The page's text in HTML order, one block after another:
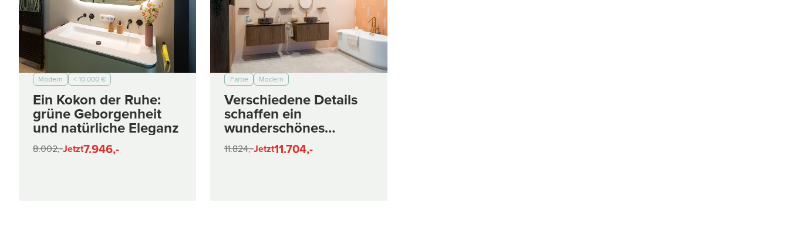
Modern < 10.000 €
Ein Kokon der Ruhe:
grüne Geborgenheit
und natürliche Eleganz
8.002,-Jetzt7.946,-
Farbe Modern
Verschiedene Details
schaffen ein
wunderschönes
Gesamtbild in diesem
Badezimmer
11.824,-Jetzt11.704,-